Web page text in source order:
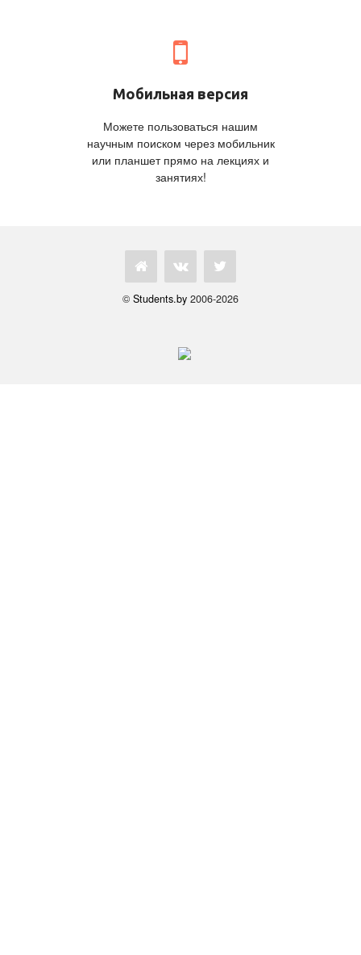
Мобильная версия
Можете пользоваться нашим
научным поиском через мобильник
или планшет прямо на лекциях и
занятиях!
© Students.by 2006-2026